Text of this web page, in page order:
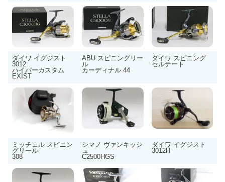
ダイワ イグジスト
3012
ハイパーカスタム
EXIST
ABU スピニングリー
ル
カーディナル 44
ダイワ スピニング
セルテート
ミッチェル スピニン
グリール
308
シマノ ヴァンキッシ
ュ
C2500HGS
ダイワ イグジスト
3012H